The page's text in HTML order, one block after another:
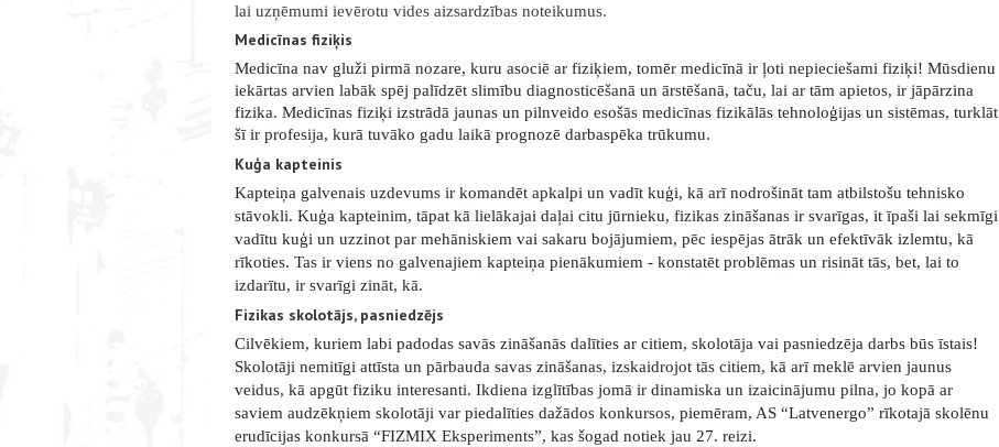
lai uzņēmumi ievērotu vides aizsardzības noteikumus.
Medicīnas fiziķis
Medicīna nav gluži pirmā nozare, kuru asociē ar fiziķiem, tomēr medicīnā ir ļoti nepieciešami fiziķi! Mūsdienu
iekārtas arvien labāk spēj palīdzēt slimību diagnosticēšanā un ārstēšanā, taču, lai ar tām apietos, ir jāpārzina
fizika. Medicīnas fiziķi izstrādā jaunas un pilnveido esošās medicīnas fizikālās tehnoloģijas un sistēmas, turklāt
šī ir profesija, kurā tuvāko gadu laikā prognozē darbaspēka trūkumu.
Kuģa kapteinis
Kapteiņa galvenais uzdevums ir komandēt apkalpi un vadīt kuģi, kā arī nodrošināt tam atbilstošu tehnisko
stāvokli. Kuģa kapteinim, tāpat kā lielākajai daļai citu jūrnieku, fizikas zināšanas ir svarīgas, it īpaši lai sekmīgi
vadītu kuģi un uzzinot par mehāniskiem vai sakaru bojājumiem, pēc iespējas ātrāk un efektīvāk izlemtu, kā
rīkoties. Tas ir viens no galvenajiem kapteiņa pienākumiem - konstatēt problēmas un risināt tās, bet, lai to
izdarītu, ir svarīgi zināt, kā.
Fizikas skolotājs, pasniedzējs
Cilvēkiem, kuriem labi padodas savās zināšanās dalīties ar citiem, skolotāja vai pasniedzēja darbs būs īstais!
Skolotāji nemitīgi attīsta un pārbauda savas zināšanas, izskaidrojot tās citiem, kā arī meklē arvien jaunus
veidus, kā apgūt fiziku interesanti. Ikdiena izglītības jomā ir dinamiska un izaicinājumu pilna, jo kopā ar
saviem audzēkņiem skolotāji var piedalīties dažādos konkursos, piemēram, AS “Latvenergo” rīkotajā skolēnu
erudīcijas konkursā “FIZMIX Eksperiments”, kas šogad notiek jau 27. reizi.